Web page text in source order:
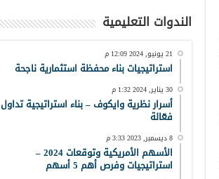
الندوات التعليمية
21 يونيو, 2024 12:09 م
استراتيجيات بناء محفظة استثمارية ناجحة
30 يناير, 2024 1:32 م
أسرار نظرية وايكوف – بناء استراتيجية تداول
فعّالة
8 ديسمبر, 2023 3:33 م
الأسهم الأمريكية وتوقعات 2024 –
استراتيجيات وفرص أهم 5 أسهم